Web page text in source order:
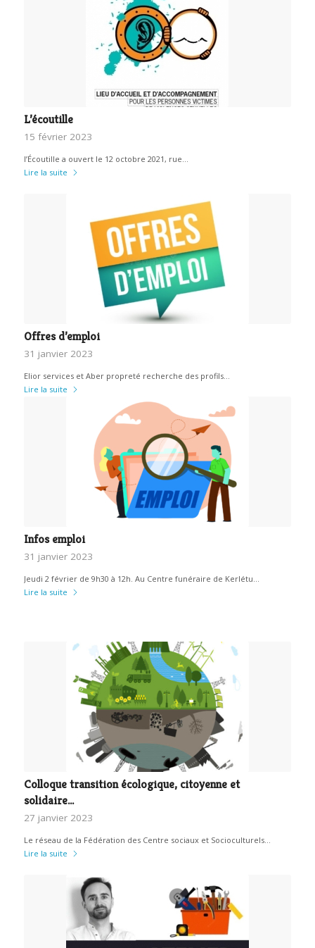
L’écoutille
15 février 2023
l’Écoutille a ouvert le 12 octobre 2021, rue…
Lire la suite
Offres d’emploi
31 janvier 2023
Elior services et Aber propreté recherche des profils…
Lire la suite
Infos emploi
31 janvier 2023
Jeudi 2 février de 9h30 à 12h. Au Centre funéraire de Kerlétu…
Lire la suite
Colloque transition écologique, citoyenne et
solidaire…
27 janvier 2023
Le réseau de la Fédération des Centre sociaux et Socioculturels…
Lire la suite